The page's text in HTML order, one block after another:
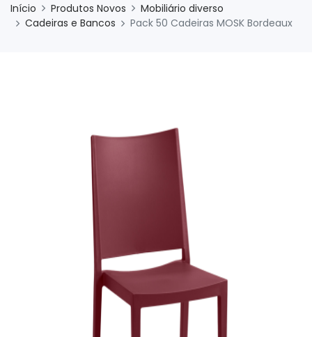
Início Produtos Novos
Mobiliário diverso
Cadeiras e Bancos
Pack 50 Cadeiras MOSK Bordeaux